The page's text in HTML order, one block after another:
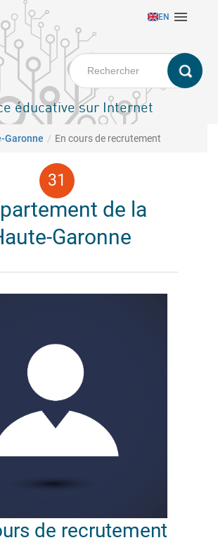
EN 
éducative sur Internet
Garonne En cours de recrutement
de la
Garonne
de recrutement